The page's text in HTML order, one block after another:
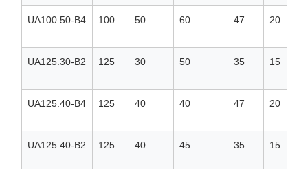
UA100.50-B4 100 50 60 47 20
UA125.30-B2 125 30 50 35 15
UA125.40-B4 125 40 40 47 20
UA125.40-B2 125 40 45 35 15